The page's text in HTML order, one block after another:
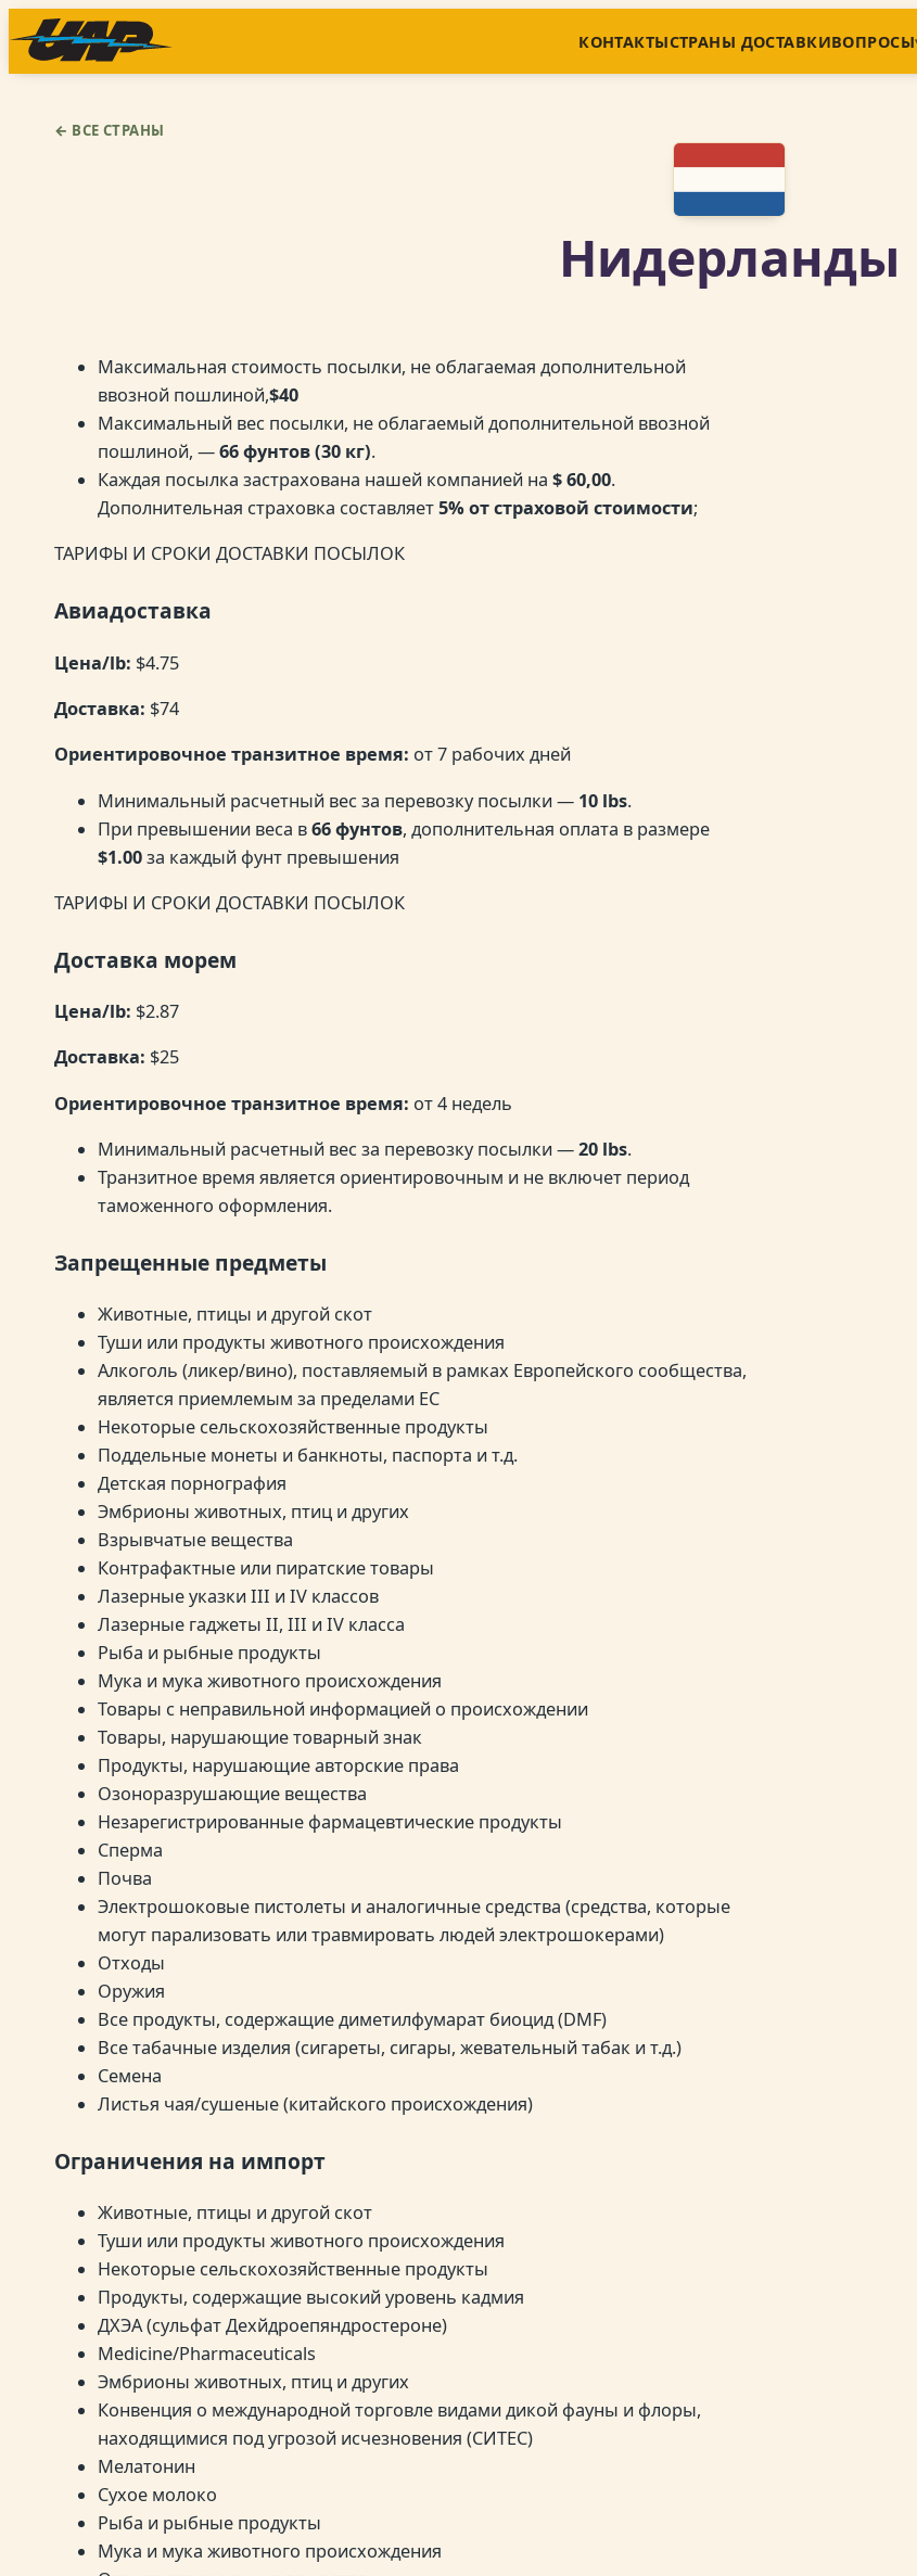
Перейти
к
содержимому
КОНТАКТЫСТРАНЫ ДОСТАВКИВОПРОСЫ
Нидерланды
← ВСЕ СТРАНЫ
Максимальная стоимость посылки, не облагаемая дополнительной
ввозной пошлиной,$40
Максимальный вес посылки, не облагаемый дополнительной ввозной
пошлиной, —66 фунтов (30 кг).
Каждая посылка застрахована нашей компанией на $ 60,00.
Дополнительная страховка составляет5% от страховой стоимости;
ТАРИФЫ И СРОКИ ДОСТАВКИ ПОСЫЛОК
Авиадоставка
Цена/lb: $4.75
Доставка: $74
Ориентировочное транзитное время: от 7 рабочих дней
Минимальный расчетный вес за перевозку посылки — 10 lbs.
При превышении веса в66 фунтов, дополнительная оплата в размере
$1.00за каждый фунт превышения
ТАРИФЫ И СРОКИ ДОСТАВКИ ПОСЫЛОК
Доставка морем
Цена/lb: $2.87
Доставка: $25
Ориентировочное транзитное время: от 4 недель
Минимальный расчетный вес за перевозку посылки —20 lbs.
Транзитное время является ориентировочным и не включет период
таможенного оформления.
Запрещенные предметы
Животные, птицы и другой скот
Туши или продукты животного происхождения
Алкоголь (ликер/вино), поставляемый в рамках Европейского сообщества,
является приемлемым за пределами ЕС
Некоторые сельскохозяйственные продукты
Поддельные монеты и банкноты, паспорта и т.д.
Детская порнография
Эмбрионы животных, птиц и других
Взрывчатые вещества
Контрафактные или пиратские товары
Лазерные указки III и IV классов
Лазерные гаджеты II, III и IV класса
Рыба и рыбные продукты
Мука и мука животного происхождения
Товары с неправильной информацией о происхождении
Товары, нарушающие товарный знак
Продукты, нарушающие авторские права
Озоноразрушающие вещества
Незарегистрированные фармацевтические продукты
Сперма
Почва
Электрошоковые пистолеты и аналогичные средства (средства, которые
могут парализовать или травмировать людей электрошокерами)
Отходы
Оружия
Все продукты, содержащие диметилфумарат биоцид (DMF)
Все табачные изделия (сигареты, сигары, жевательный табак и т.д.)
Семена
Листья чая/сушеные (китайского происхождения)
Ограничения на импорт
Животные, птицы и другой скот
Туши или продукты животного происхождения
Некоторые сельскохозяйственные продукты
Продукты, содержащие высокий уровень кадмия
ДХЭА (сульфат Дехйдроепяндростероне)
Medicine/Pharmaceuticals
Эмбрионы животных, птиц и других
Конвенция о международной торговле видами дикой фауны и флоры,
находящимися под угрозой исчезновения (СИТЕС)
Мелатонин
Сухое молоко
Рыба и рыбные продукты
Мука и мука животного происхождения